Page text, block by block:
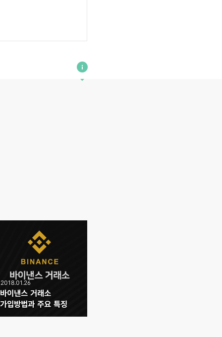
2018.01.26
바이낸스 거래소
가입방법과 주요 특징